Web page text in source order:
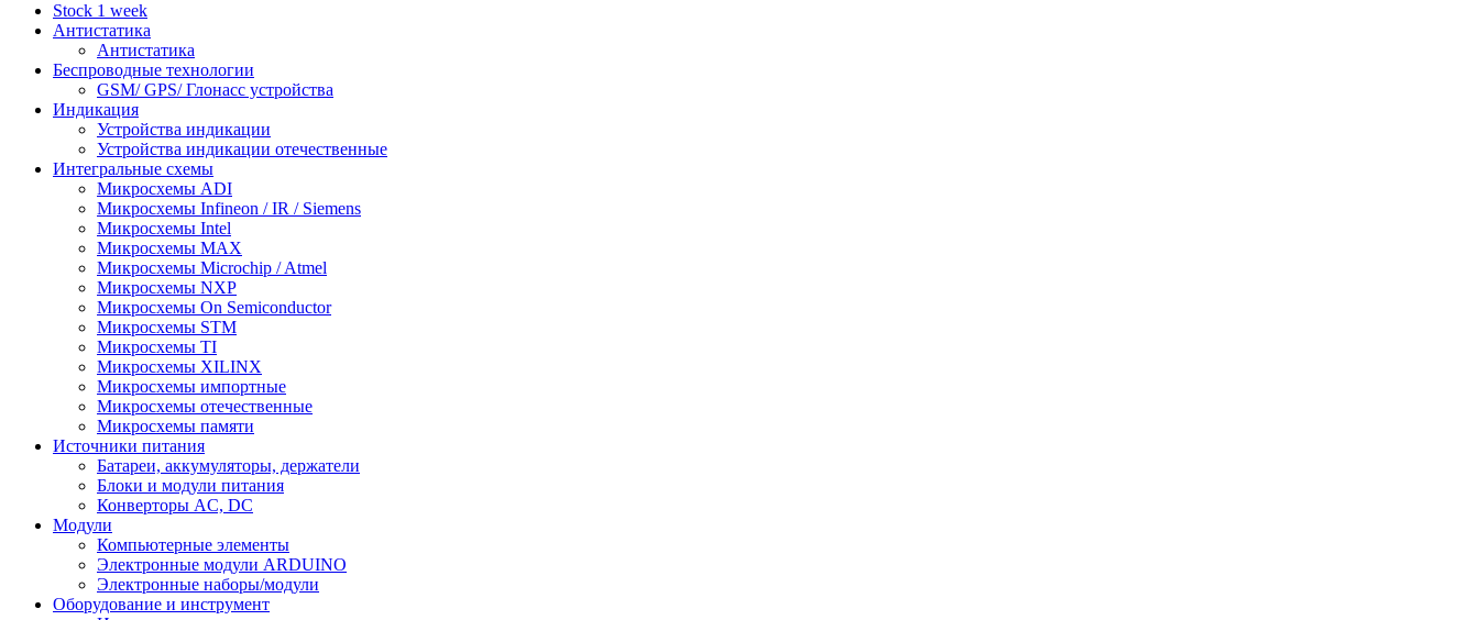
Stock 1 week
Антистатика
Антистатика
Беспроводные технологии
GSM/ GPS/ Глонасс устройства
Индикация
Устройства индикации
Устройства индикации отечественные
Интегральные схемы
Микросхемы ADI
Микросхемы Infineon / IR / Siemens
Микросхемы Intel
Микросхемы MAX
Микросхемы Microchip / Atmel
Микросхемы NXP
Микросхемы On Semiconductor
Микросхемы STM
Микросхемы TI
Микросхемы XILINX
Микросхемы импортные
Микросхемы отечественные
Микросхемы памяти
Источники питания
Батареи, аккумуляторы, держатели
Блоки и модули питания
Конверторы AC, DC
Модули
Компьютерные элементы
Электронные модули ARDUINO
Электронные наборы/модули
Оборудование и инструмент